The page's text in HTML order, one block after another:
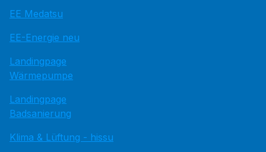
EE Medatsu
EE-Energie neu
Landingpage
Wärmepumpe
Landingpage
Badsanierung
Klima & Lüftung - hissu